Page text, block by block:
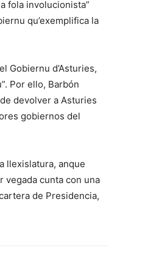
fola involucionista”
qu’exemplifica la
Gobiernu d’Asturies,
Por ello, Barbón
devolver a Asturies
gobiernos del
llexislatura, anque
vegada cunta con una
de Presidencia,